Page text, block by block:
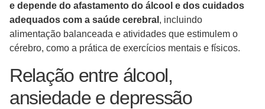
e depende do afastamento do álcool e dos cuidados
adequados com a saúde cerebral , incluindo
alimentação balanceada e atividades que estimulem o
cérebro, como a prática de exercícios mentais e físicos.
Relação entre álcool,
ansiedade e depressão